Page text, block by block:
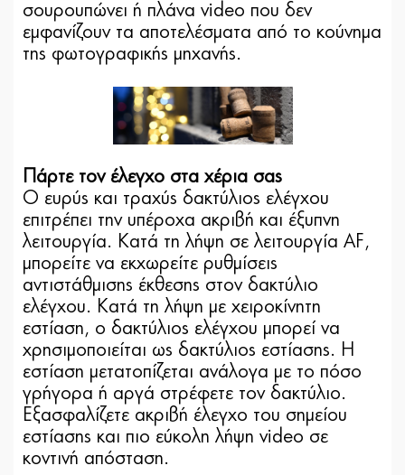
σουρουπώνει ή πλάνα video που δεν
εμφανίζουν τα αποτελέσματα από το κούνημα
της φωτογραφικής μηχανής.
Πάρτε τον έλεγχο στα χέρια σας
Ο ευρύς και τραχύς δακτύλιος ελέγχου
επιτρέπει την υπέροχα ακριβή και έξυπνη
λειτουργία. Κατά τη λήψη σε λειτουργία AF,
μπορείτε να εκχωρείτε ρυθμίσεις
αντιστάθμισης έκθεσης στον δακτύλιο
ελέγχου. Κατά τη λήψη με χειροκίνητη
εστίαση, ο δακτύλιος ελέγχου μπορεί να
χρησιμοποιείται ως δακτύλιος εστίασης. Η
εστίαση μετατοπίζεται ανάλογα με το πόσο
γρήγορα ή αργά στρέφετε τον δακτύλιο.
Εξασφαλίζετε ακριβή έλεγχο του σημείου
εστίασης και πιο εύκολη λήψη video σε
κοντινή απόσταση.